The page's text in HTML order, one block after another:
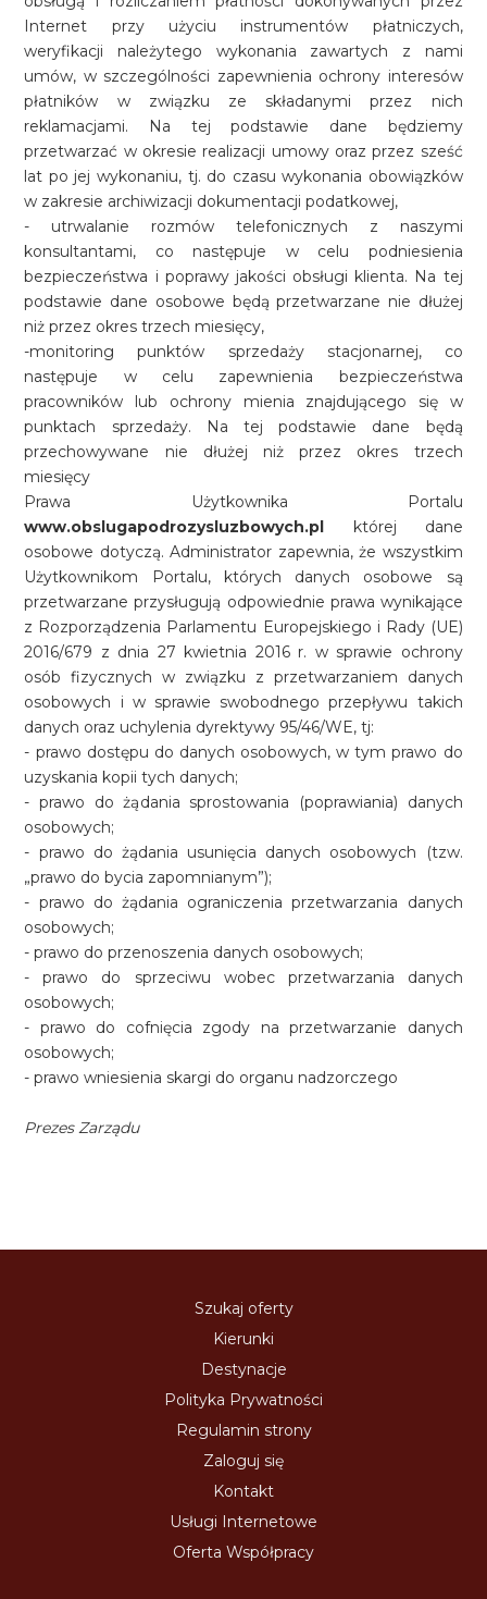
Internet przy użyciu instrumentów płatniczych,
weryfikacji należytego wykonania zawartych z nami
umów, w szczególności zapewnienia ochrony interesów
płatników w związku ze składanymi przez nich
reklamacjami. Na tej podstawie dane będziemy
przetwarzać w okresie realizacji umowy oraz przez sześć
lat po jej wykonaniu, tj. do czasu wykonania obowiązków
w zakresie archiwizacji dokumentacji podatkowej,
- utrwalanie rozmów telefonicznych z naszymi
konsultantami, co następuje w celu podniesienia
bezpieczeństwa i poprawy jakości obsługi klienta. Na tej
podstawie dane osobowe będą przetwarzane nie dłużej
niż przez okres trzech miesięcy,
-monitoring punktów sprzedaży stacjonarnej, co
następuje w celu zapewnienia bezpieczeństwa
pracowników lub ochrony mienia znajdującego się w
punktach sprzedaży. Na tej podstawie dane będą
przechowywane nie dłużej niż przez okres trzech
miesięcy
Prawa Użytkownika Portalu
www.obslugapodrozysluzbowych.pl której dane
osobowe dotyczą. Administrator zapewnia, że wszystkim
Użytkownikom Portalu, których danych osobowe są
przetwarzane przysługują odpowiednie prawa wynikające
z Rozporządzenia Parlamentu Europejskiego i Rady (UE)
2016/679 z dnia 27 kwietnia 2016 r. w sprawie ochrony
osób fizycznych w związku z przetwarzaniem danych
osobowych i w sprawie swobodnego przepływu takich
danych oraz uchylenia dyrektywy 95/46/WE, tj:
- prawo dostępu do danych osobowych, w tym prawo do
uzyskania kopii tych danych;
- prawo do żądania sprostowania (poprawiania) danych
osobowych;
- prawo do żądania usunięcia danych osobowych (tzw.
„prawo do bycia zapomnianym”);
- prawo do żądania ograniczenia przetwarzania danych
osobowych;
- prawo do przenoszenia danych osobowych;
- prawo do sprzeciwu wobec przetwarzania danych
osobowych;
- prawo do cofnięcia zgody na przetwarzanie danych
osobowych;
- prawo wniesienia skargi do organu nadzorczego
Prezes Zarządu
Szukaj oferty
Kierunki
Destynacje
Polityka Prywatności
Regulamin strony
Zaloguj się
Kontakt
Usługi Internetowe
Oferta Współpracy